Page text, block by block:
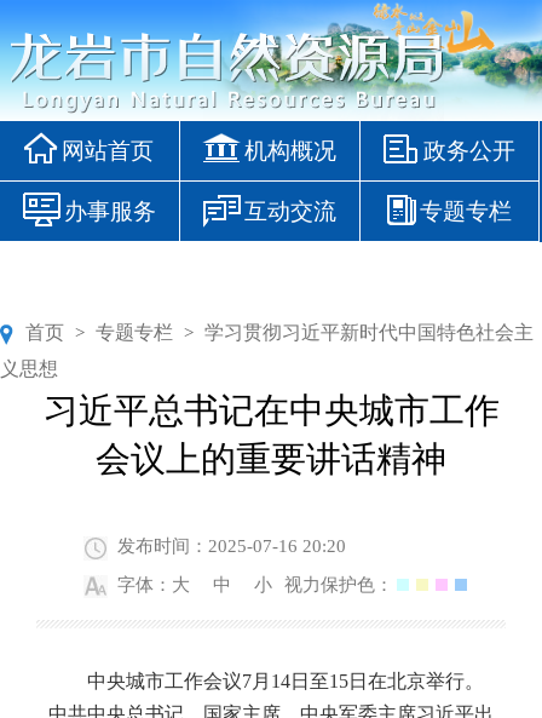
网站首页 机构概况 政务公开
办事服务 互动交流 专题专栏
首页 > 专题专栏 > 学习贯彻习近平新时代中国特色社会主
义思想
习近平总书记在中央城市工作
会议上的重要讲话精神
发布时间：2025-07-16 20:20
字体： 大 中 小 视力保护色：
中央城市工作会议7月14日至15日在北京举行。
中共中央总书记、国家主席、中央军委主席习近平出